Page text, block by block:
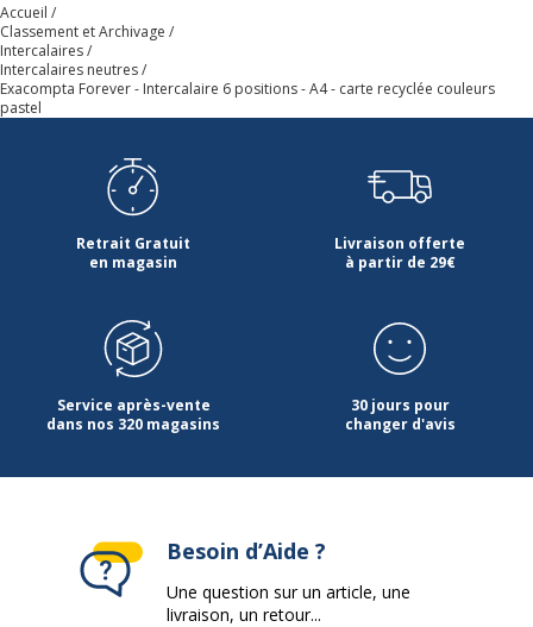
Accueil
Classement et Archivage
Intercalaires
Intercalaires neutres
Exacompta Forever - Intercalaire 6 positions - A4 - carte recyclée couleurs
pastel
Retrait Gratuit
en magasin
Livraison offerte
à partir de 29€
Service après-vente
dans nos 320 magasins
30 jours pour
changer d'avis
Besoin d’Aide ?
Une question sur un article, une
livraison, un retour...